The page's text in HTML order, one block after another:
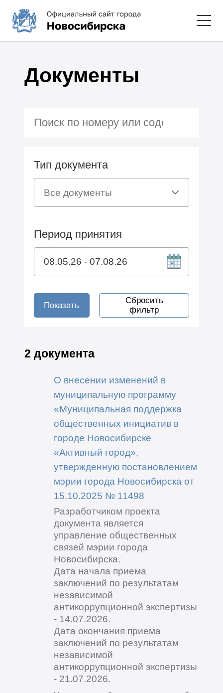
Документы
Тип документа
Период принятия
Показать
Сбросить
фильтр
2 документа
О внесении изменений в
муниципальную программу
«Муниципальная поддержка
общественных инициатив в
городе Новосибирске
«Активный город»,
утвержденную постановлением
мэрии города Новосибирска от
15.10.2025 № 11498
Разработчиком проекта
документа является
управление общественных
связей мэрии города
Новосибирска.
Дата начала приема
заключений по результатам
независимой
антикоррупционной экспертизы
- 14.07.2026.
Дата окончания приема
заключений по результатам
независимой
антикоррупционной экспертизы
- 21.07.2026.